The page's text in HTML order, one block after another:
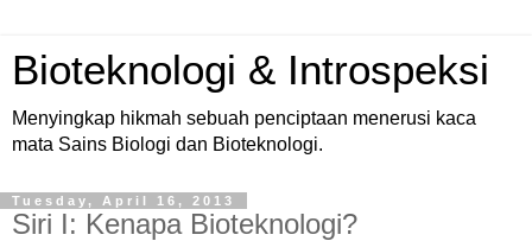
Bioteknologi & Introspeksi
Menyingkap hikmah sebuah penciptaan menerusi kaca
mata Sains Biologi dan Bioteknologi.
Tuesday, April 16, 2013
Siri I: Kenapa Bioteknologi?